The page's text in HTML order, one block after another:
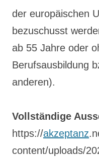
der europäischen
bezuschusst
ab 55 Jahre oder
Berufsausbildung
anderen).
Vollständige
https://akzeptanz
content/uploads/